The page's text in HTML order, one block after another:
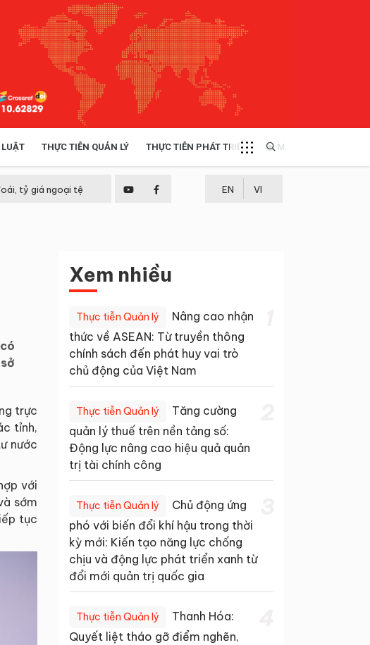
THỰC TIỄN QUẢN LÝ THỰC TIỄN PHÁT TRIỂN MULTIMEDIA
tỷ giá ngoại tệ EN VI
trực
tỉnh,
nước
với
sớm
tục
Xem nhiều
Thực tiễn Quản lý
Nâng cao nhận
thức về ASEAN: Từ truyền thông
chính sách đến phát huy vai trò
chủ động của Việt Nam
Thực tiễn Quản lý
Tăng cường
quản lý thuế trên nền tảng số:
Động lực nâng cao hiệu quả quản
trị tài chính công
Thực tiễn Quản lý
Chủ động ứng
phó với biến đổi khí hậu trong thời
kỳ mới: Kiến tạo năng lực chống
chịu và động lực phát triển xanh từ
đổi mới quản trị quốc gia
Thực tiễn Quản lý
Thanh Hóa:
Quyết liệt tháo gỡ điểm nghẽn,